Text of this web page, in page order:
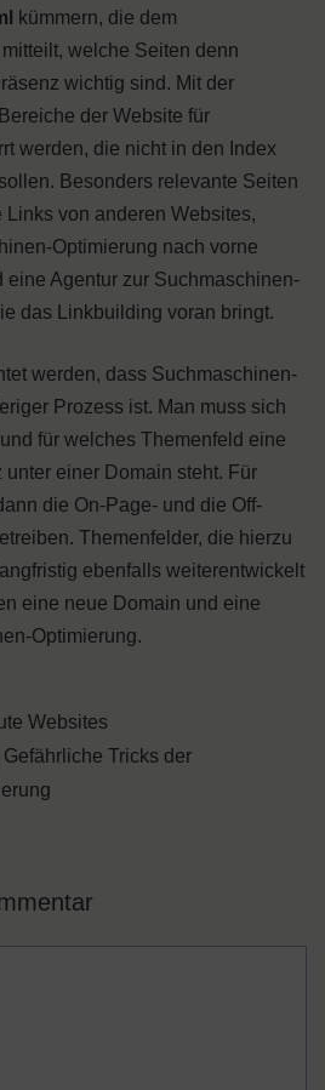
kümmern, die dem
welche Seiten denn
wichtig sind. Mit der
der Website für
werden, die nicht in den Index
Besonders relevante Seiten
Links von anderen Websites,
Optimierung nach vorne
eine Agentur zur Suchmaschinen-
das Linkbuilding voran bringt.
werden, dass Suchmaschinen-
Prozess ist. Man muss sich
für welches Themenfeld eine
unter einer Domain steht. Für
die On-Page- und die Off-
Themenfelder, die hierzu
ebenfalls weiterentwickelt
eine neue Domain und eine
Optimierung.
Websites
Tricks der